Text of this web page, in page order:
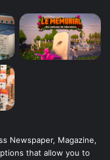
Newspaper, Magazine,
that allow you to